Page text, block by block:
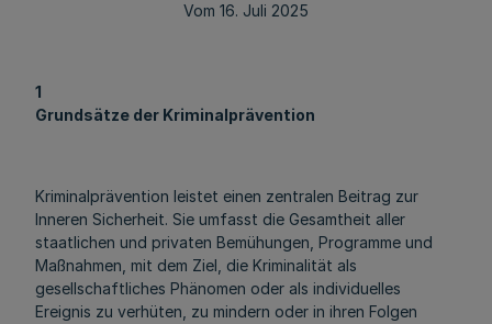
Vom 16. Juli 2025
1
Grundsätze der Kriminalprävention
Kriminalprävention leistet einen zentralen Beitrag zur
Inneren Sicherheit. Sie umfasst die Gesamtheit aller
staatlichen und privaten Bemühungen, Programme und
Maßnahmen, mit dem Ziel, die Kriminalität als
gesellschaftliches Phänomen oder als individuelles
Ereignis zu verhüten, zu mindern oder in ihren Folgen